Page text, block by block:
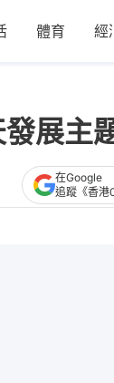
體育 經濟
展主
在Google
追蹤《香港